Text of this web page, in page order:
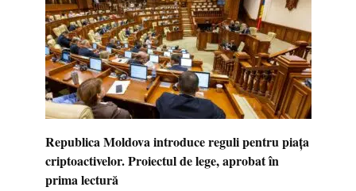
Republica Moldova introduce reguli pentru piața
criptoactivelor. Proiectul de lege, aprobat în
prima lectură